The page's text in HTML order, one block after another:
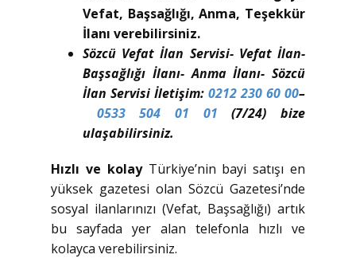
Vefat, Başsağlığı, Anma, Teşekkür
İlanı verebilirsiniz.
Sözcü Vefat İlan Servisi- Vefat İlan-
Başsağlığı İlanı- Anma İlanı- Sözcü
İlan Servisi İletişim: 0212 230 60 00–
0533 504 01 01 (7/24) bize
ulaşabilirsiniz.
Hızlı ve kolayTürkiye’nin bayi satışı en
yüksek gazetesi olan Sözcü Gazetesi’nde
sosyal ilanlarınızı (Vefat, Başsağlığı) artık
bu sayfada yer alan telefonla hızlı ve
kolayca verebilirsiniz.